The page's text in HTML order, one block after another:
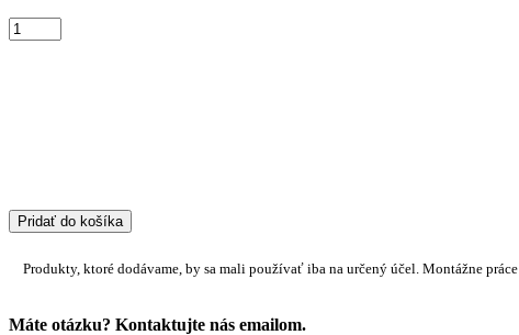
Pridať do košíka
Produkty, ktoré dodávame, by sa mali používať iba na určený účel. Montážne práce
Máte otázku? Kontaktujte nás emailom.